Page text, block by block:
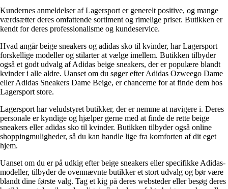
Kundernes anmeldelser af Lagersport er generelt positive, og mange
værdsætter deres omfattende sortiment og rimelige priser. Butikken er
kendt for deres professionalisme og kundeservice.
Hvad angår beige sneakers og adidas sko til kvinder, har Lagersport
forskellige modeller og stilarter at vælge imellem. Butikken tilbyder
også et godt udvalg af Adidas beige sneakers, der er populære blandt
kvinder i alle aldre. Uanset om du søger efter Adidas Ozweego Dame
eller Adidas Sneakers Dame Beige, er chancerne for at finde dem hos
Lagersport store.
Lagersport har veludstyret butikker, der er nemme at navigere i. Deres
personale er kyndige og hjælper gerne med at finde de rette beige
sneakers eller adidas sko til kvinder. Butikken tilbyder også online
shoppingmuligheder, så du kan handle lige fra komforten af dit eget
hjem.
Uanset om du er på udkig efter beige sneakers eller specifikke Adidas-
modeller, tilbyder de ovennævnte butikker et stort udvalg og bør være
blandt dine første valg. Tag et kig på deres websteder eller besøg deres